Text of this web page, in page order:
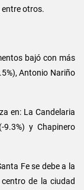
entre otros.
bajó con más
Antonio Nariño
en: La Candelaria
9.3%) y Chapinero
Fe se debe a la
de la ciudad